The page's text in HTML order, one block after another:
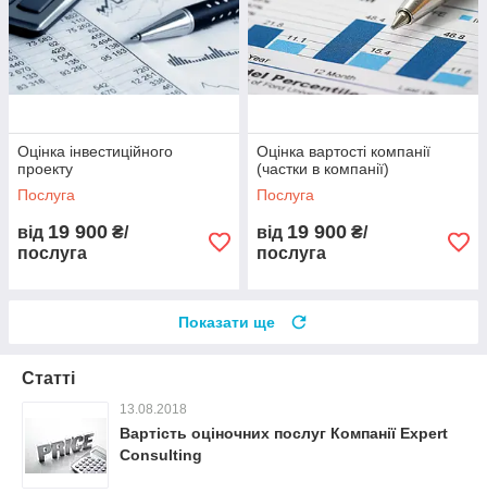
Оцінка інвестиційного
проекту
Послуга
від 19 900 ₴/
послуга
Оцінка вартості компанії
(частки в компанії)
Послуга
від 19 900 ₴/
послуга
Показати ще
Статті
13.08.2018
Вартість оціночних послуг Компанії Expert
Consulting